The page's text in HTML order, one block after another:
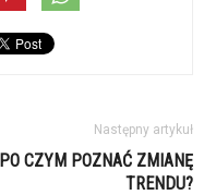
Następny artykuł
PO CZYM POZNAĆ ZMIANĘ
TRENDU?